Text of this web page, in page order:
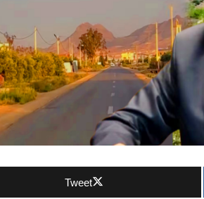
Tweet